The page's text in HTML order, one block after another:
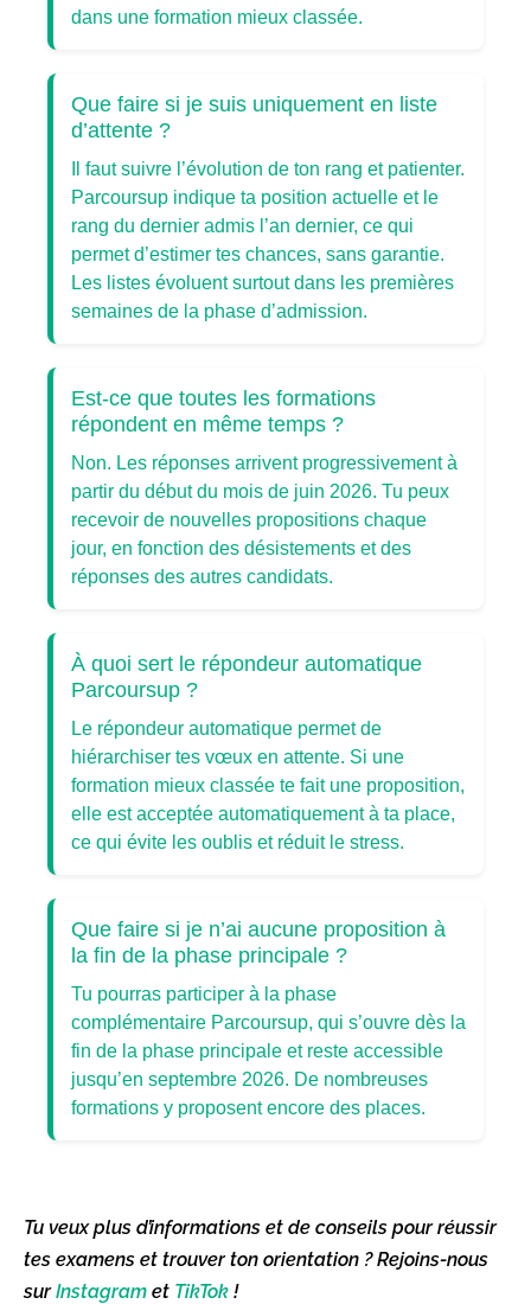
dans une formation mieux classée.
Que faire si je suis uniquement en liste
d’attente ?
Il faut suivre l’évolution de ton rang et patienter.
Parcoursup indique ta position actuelle et le
rang du dernier admis l’an dernier, ce qui
permet d’estimer tes chances, sans garantie.
Les listes évoluent surtout dans les premières
semaines de la phase d’admission.
Est-ce que toutes les formations
répondent en même temps ?
Non. Les réponses arrivent progressivement à
partir du début du mois de juin 2026. Tu peux
recevoir de nouvelles propositions chaque
jour, en fonction des désistements et des
réponses des autres candidats.
À quoi sert le répondeur automatique
Parcoursup ?
Le répondeur automatique permet de
hiérarchiser tes vœux en attente. Si une
formation mieux classée te fait une proposition,
elle est acceptée automatiquement à ta place,
ce qui évite les oublis et réduit le stress.
Que faire si je n’ai aucune proposition à
la fin de la phase principale ?
Tu pourras participer à la phase
complémentaire Parcoursup, qui s’ouvre dès la
fin de la phase principale et reste accessible
jusqu’en septembre 2026. De nombreuses
formations y proposent encore des places.
Tu veux plus d’informations et de conseils pour réussir
tes examens et trouver ton orientation ? Rejoins-nous
surInstagram et TikTok !